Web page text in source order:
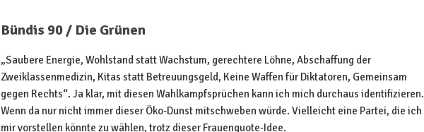
Bündis 90 / Die Grünen
„Saubere Energie, Wohlstand statt Wachstum, gerechtere Löhne, Abschaffung der
Zweiklassenmedizin, Kitas statt Betreuungsgeld, Keine Waffen für Diktatoren, Gemeinsam
gegen Rechts“. Ja klar, mit diesen Wahlkampfsprüchen kann ich mich durchaus identifizieren.
Wenn da nur nicht immer dieser Öko-Dunst mitschweben würde. Vielleicht eine Partei, die ich
mir vorstellen könnte zu wählen, trotz dieser Frauenquote-Idee.